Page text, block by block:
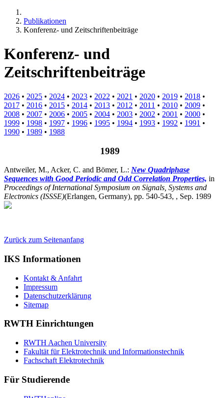
Publikationen
Konferenz- und Zeitschriftenbeiträge
Konferenz- und
Zeitschriftenbeiträge
2026 • 2025 • 2024 • 2023 • 2022 • 2021 • 2020 • 2019 • 2018 •
2017 • 2016 • 2015 • 2014 • 2013 • 2012 • 2011 • 2010 • 2009 •
2008 • 2007 • 2006 • 2005 • 2004 • 2003 • 2002 • 2001 • 2000 •
1999 • 1998 • 1997 • 1996 • 1995 • 1994 • 1993 • 1992 • 1991 •
1990 • 1989 • 1988
1989
Antweiler, M., Acker, C. and Bömer, L.: New Quadriphase
Sequences with Good Periodic and Odd Correlation Properties, in
Proceedings of International Symposium on Signals, Systems and
Electronics (ISSSE)(Erlangen, Germany), pp. 540-543, , Sep. 1989
Zurück zum Seitenanfang
IKS Informationen
Kontakt & Anfahrt
Impressum
Datenschutzerklärung
Sitemap
RWTH Einrichtungen
RWTH Aachen University
Fakultät für Elektrotechnik und Informationstechnik
Fachschaft Elektrotechnik
Für Studierende